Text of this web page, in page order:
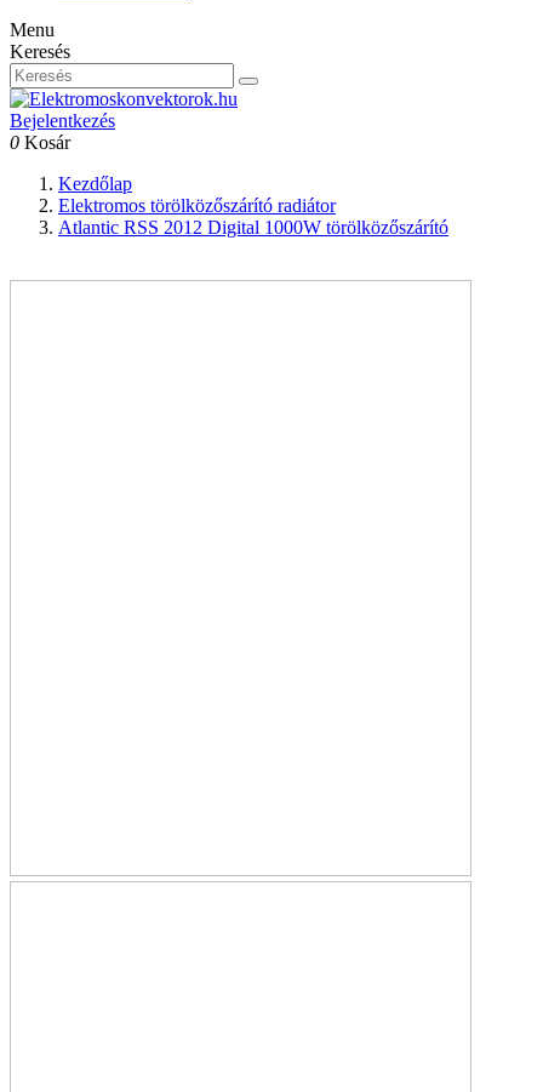
Menu
Keresés
Bejelentkezés
0 Kosár
Kezdőlap
Elektromos törölközőszárító radiátor
Atlantic RSS 2012 Digital 1000W törölközőszárító